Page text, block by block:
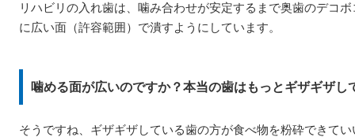
リハビリの入れ歯は、噛み合わせが安定するまで奥歯のデコ
に広い面（許容範囲）で潰すようにしています。
噛める面が広いのですか？本当の歯はもっとギザギザし
そうですね、ギザギザしている歯の方が食べ物を粉砕できて